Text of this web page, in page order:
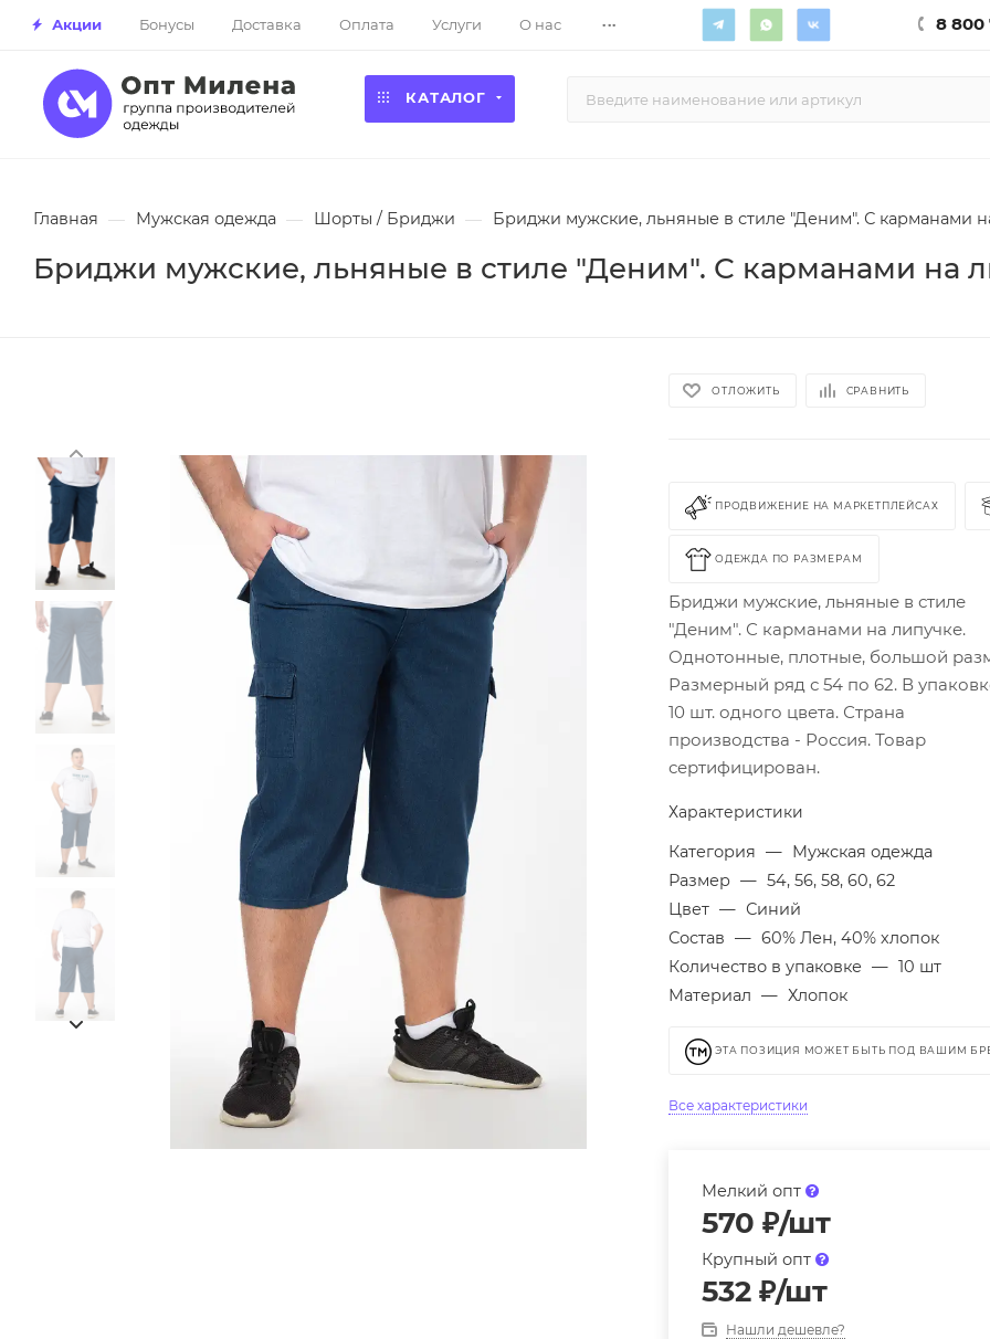
Акции Бонусы Доставка Оплата Услуги О нас ... 8 800
КАТАЛОГ
Главная — Мужская одежда — Шорты / Бриджи — Бриджи мужские, льняные в стиле "Деним". С карманами
Бриджи мужские, льняные в стиле "Деним". С карманами на
ОТЛОЖИТЬ СРАВНИТЬ
ПРОДВИЖЕНИЕ НА МАРКЕТПЛЕЙСАХ
ОДЕЖДА ПО РАЗМЕРАМ
Бриджи мужские, льняные в стиле
"Деним". С карманами на липучке.
Однотонные, плотные, большой
Размерный ряд с 54 по 62. В
10 шт. одного цвета. Страна
производства - Россия. Товар
сертифицирован.
Характеристики
Категория — Мужская одежда
Размер — 54, 56, 58, 60, 62
Цвет — Синий
Состав — 60% Лен, 40% хлопок
Количество в упаковке — 10 шт
Материал — Хлопок
ЭТА ПОЗИЦИЯ МОЖЕТ БЫТЬ ПОД ВАШИМ
Все характеристики
Мелкий опт
570 ₽/шт
Крупный опт
532 ₽/шт
Нашли дешевле?